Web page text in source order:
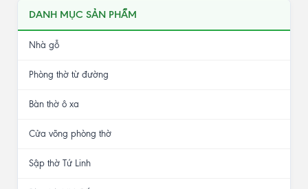
DANH MỤC SẢN PHẨM
Nhà gỗ
Phòng thờ từ đường
Bàn thờ ô xa
Cửa võng phòng thờ
Sập thờ Tứ Linh